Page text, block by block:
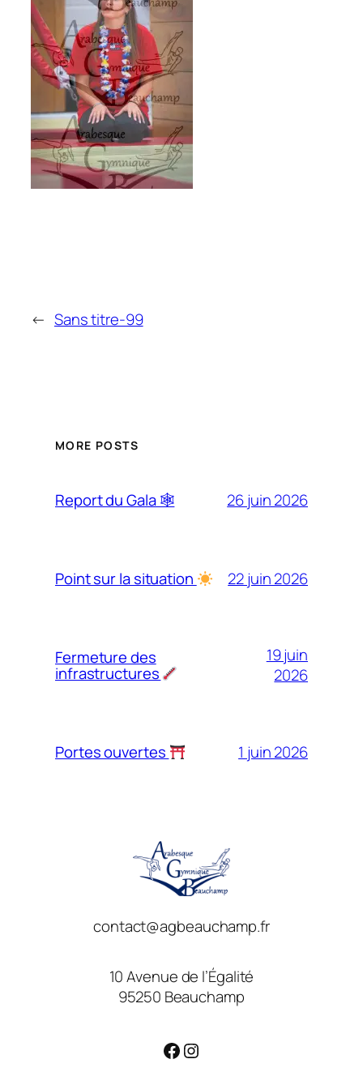
← Sans titre-99
MORE POSTS
Report du Gala 🕸 26 juin 2026
Point sur la situation 22 juin 2026
Fermeture des
infrastructures
19 juin
2026
Portes ouvertes 1 juin 2026
contact@agbeauchamp.fr
10 Avenue de l’Égalité
95250 Beauchamp
Facebook
Instagram